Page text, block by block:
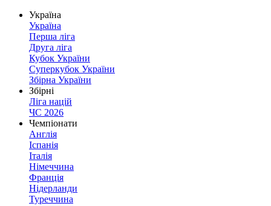
Україна
Україна
Перша ліга
Друга ліга
Кубок України
Суперкубок України
Збірна України
Збірні
Ліга націй
ЧС 2026
Чемпіонати
Англія
Іспанія
Італія
Німеччина
Франція
Нідерланди
Туреччина